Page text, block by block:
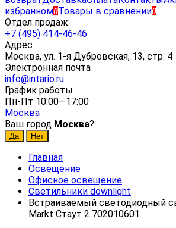
избранном0Товары в сравнении0
Отдел продаж:
+7 (495) 414-46-46
Адрес
Москва, ул. 1-я Дубровская, 13, стр. 4
Электронная почта
info@intario.ru
График работы
Пн-Пт 10:00—17:00
Москва
Ваш город Москва?
Главная
Освещение
Офисное освещение
Светильники downlight
Встраиваемый светодиодный
Markt Стаут 2 702010601